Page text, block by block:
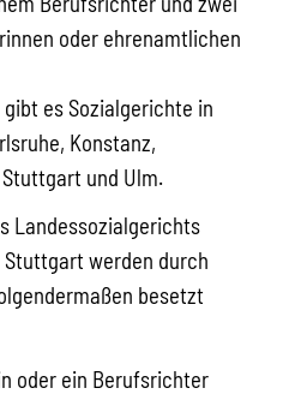
oder ehrenamtlichen
es Sozialgerichte in
Konstanz,
und Ulm.
Landessozialgerichts
werden durch
besetzt
oder ein Berufsrichter